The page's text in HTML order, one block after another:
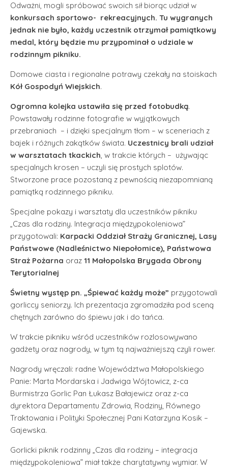
Odważni, mogli spróbować swoich sił biorąc udział w
konkursach sportowo- rekreacyjnych. Tu wygranych
jednak nie było, każdy uczestnik otrzymał pamiątkowy
medal, który będzie mu przypominał o udziale w
rodzinnym pikniku.
Domowe ciasta i regionalne potrawy czekały na stoiskach
Kół Gospodyń Wiejskich.
Ogromna kolejka ustawiła się przed fotobudką.
Powstawały rodzinne fotografie w wyjątkowych
przebraniach – i dzięki specjalnym tłom – w sceneriach z
bajek i różnych zakątków świata. Uczestnicy brali udział
w warsztatach tkackich, w trakcie których – używając
specjalnych krosen – uczyli się prostych splotów.
Stworzone prace pozostaną z pewnością niezapomnianą
pamiątką rodzinnego pikniku.
Specjalne pokazy i warsztaty dla uczestników pikniku
„Czas dla rodziny. Integracja międzypokoleniowa”
przygotowali: Karpacki Oddział Straży Granicznej, Lasy
Państwowe (Nadleśnictwo Niepołomice), Państwowa
Straż Pożarna oraz 11 Małopolska Brygada Obrony
Terytorialnej
Świetny występ pn. „Śpiewać każdy może” przygotowali
gorliccy seniorzy. Ich prezentacja zgromadziła pod sceną
chętnych zarówno do śpiewu jak i do tańca.
W trakcie pikniku wśród uczestników rozlosowywano
gadżety oraz nagrody, w tym tą najważniejszą czyli rower.
Nagrody wręczali: radne Województwa Małopolskiego
Panie: Marta Mordarska i Jadwiga Wójtowicz, z-ca
Burmistrza Gorlic Pan Łukasz Bałajewicz oraz z-ca
dyrektora Departamentu Zdrowia, Rodziny, Równego
Traktowania i Polityki Społecznej Pani Katarzyna Kosik –
Gajewska.
Gorlicki piknik rodzinny „Czas dla rodziny – integracja
międzypokoleniowa” miał także charytatywny wymiar. W